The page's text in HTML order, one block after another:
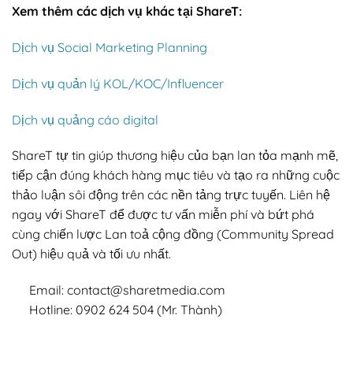
Xem thêm các dịch vụ khác tại ShareT:
Dịch vụ Social Marketing Planning
Dịch vụ quản lý KOL/KOC/Influencer
Dịch vụ quảng cáo digital
ShareT tự tin giúp thương hiệu của bạn lan tỏa mạnh mẽ,
tiếp cận đúng khách hàng mục tiêu và tạo ra những cuộc
thảo luận sôi động trên các nền tảng trực tuyến. Liên hệ
ngay với ShareT để được tư vấn miễn phí và bứt phá
cùng chiến lược Lan toả cộng đồng (Community Spread
Out) hiệu quả và tối ưu nhất.
Email: contact@sharetmedia.com
Hotline: 0902 624 504 (Mr. Thành)